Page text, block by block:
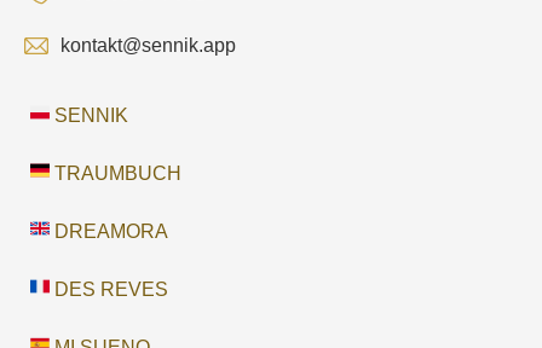
kontakt@sennik.app
SENNIK
TRAUMBUCH
DREAMORA
DES REVES